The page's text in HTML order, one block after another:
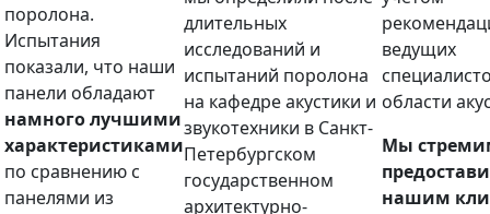
поролона.
Испытания
показали, что наши
панели обладают
намного лучшими
характеристиками
по сравнению с
панелями из
длительных
исследований и
испытаний поролона
на кафедре акустики и
звукотехники в Санкт-
Петербургском
государственном
архитектурно-
ведущих
области
Мы
нашим